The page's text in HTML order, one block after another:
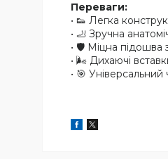
Переваги:
• 👟 Легка
• 🦶 Зручна
• 🛡 Міцна підошва
• 🌬 Дихаючі
• 🎯